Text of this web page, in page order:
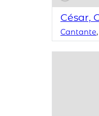
César,
Cantante,